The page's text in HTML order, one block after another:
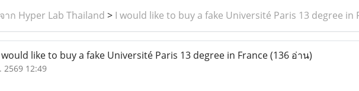
ก Hyper Lab Thailand > I would like to buy a fake Université Paris 13 degree in
would like to buy a fake Université Paris 13 degree in France(136 อ่าน)
2569 12:49